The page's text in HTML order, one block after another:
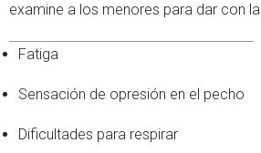
examine a los menores para dar con
Fatiga
Sensación de opresión en el pecho
Dificultades para respirar